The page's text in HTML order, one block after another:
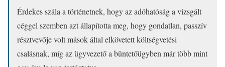
Érdekes szála a történetnek, hogy az adóhatóság a vizsgált
céggel szemben azt állapította meg, hogy gondatlan, passzív
résztvevője volt mások által elkövetett költségvetési
csalásnak, míg az ügyvezető a büntetőügyben már több mint